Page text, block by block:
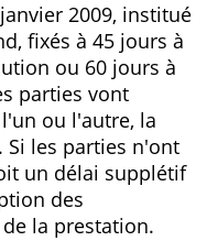
2009, institué
fixés à 45 jours à
ou 60 jours à
parties vont
ou l'autre, la
Si les parties n'ont
un délai supplétif
des
la prestation.